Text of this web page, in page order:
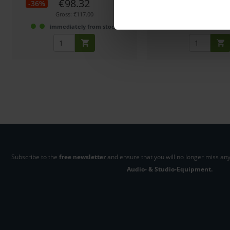
-36% €98.32
Gross: €117.00
immediately from stock
Subscribe to the free newsletterand ensure that you will no longer miss
Audio- & Studio-Equipment.